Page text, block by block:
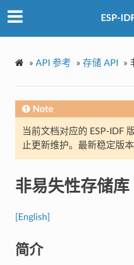
ESP-
» API 参考 » 存储 API »
Note
当前文档对应的 ESP-IDF
止更新维护。最新稳定版
非易失性存储库
[English]
简介